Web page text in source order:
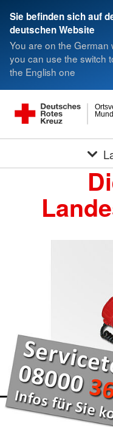
Sie befinden sich auf
deutschen Website
You are on the German
you can use the switch
the English one